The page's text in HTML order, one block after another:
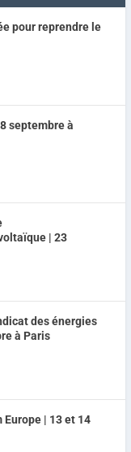
pour reprendre le
septembre à
| 23
des énergies
à Paris
| 13 et 14